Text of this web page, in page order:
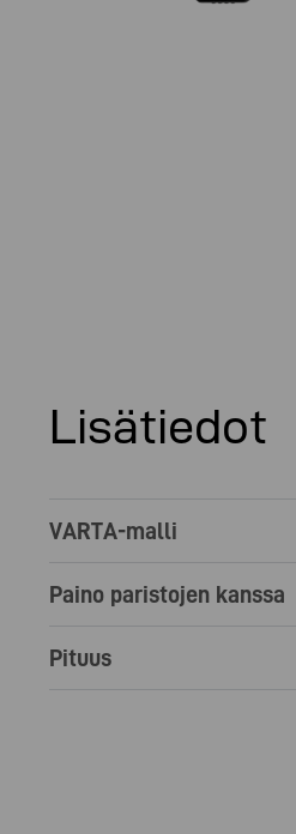
Lisätiedot
VARTA-malli
Paino paristojen kanssa
Pituus